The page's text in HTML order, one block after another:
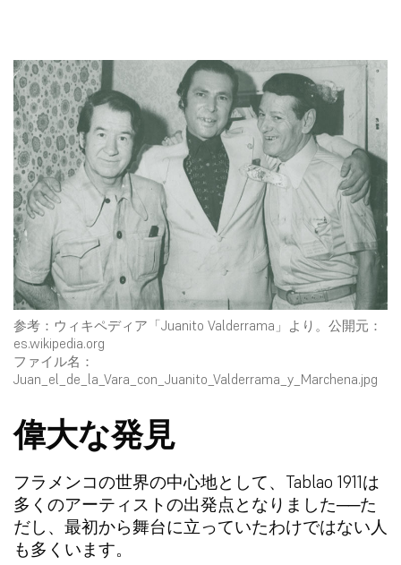
参考：ウィキペディア「Juanito Valderrama」より。公開元：
es.wikipedia.org
ファイル名：
Juan_el_de_la_Vara_con_Juanito_Valderrama_y_Marchena.jpg
偉大な発見
フラメンコの世界の中心地として、Tablao 1911は
多くのアーティストの出発点となりました──た
だし、最初から舞台に立っていたわけではない人
も多くいます。